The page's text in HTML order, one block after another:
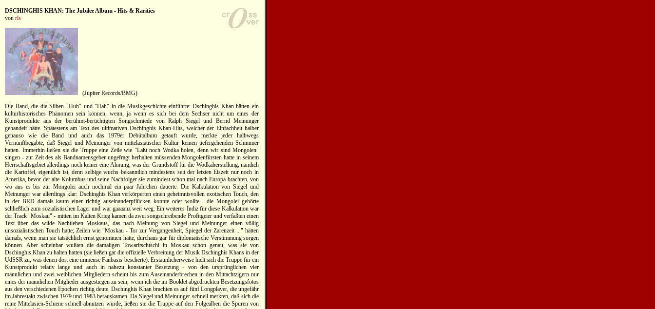
DSCHINGHIS KHAN: The Jubilee Album - Hits & Rarities
von rls
(Jupiter Records/BMG)
Die Band, die die Silben "Huh" und "Hah" in die Musikgeschichte einführte: Dschinghis Khan hätten ein
kulturhistorisches Phänomen sein können, wenn, ja wenn es sich bei dem Sechser nicht um eines der
Kunstprodukte aus der berühmt-berüchtigten Songschmiede von Ralph Siegel und Bernd Meinunger
gehandelt hätte. Spätestens am Text des ultimativen Dschinghis Khan-Hits, welcher der Einfachheit halber
genauso wie die Band und auch das 1979er Debütalbum getauft wurde, merkte jeder halbwegs
Vernunftbegabte, daß Siegel und Meinunger von mittelasiatischer Kultur keinen tiefergehenden Schimmer
hatten. Immerhin ließen sie die Truppe eine Zeile wie "Laßt noch Wodka holen, denn wir sind Mongolen"
singen - zur Zeit des als Bandnamensgeber ungefragt herhalten müssenden Mongolenfürsten hatte in seinem
Herrschaftsgebiet allerdings noch keiner eine Ahnung, was der Grundstoff für die Wodkaherstellung, nämlich
die Kartoffel, eigentlich ist, denn selbige wuchs bekanntlich mindestens seit der letzten Eiszeit nur noch in
Amerika, bevor der alte Kolumbus und seine Nachfolger sie zumindest schon mal nach Europa brachten, von
wo aus es bis zur Mongolei auch nochmal ein paar Jährchen dauerte. Die Kalkulation von Siegel und
Meinunger war allerdings klar: Dschinghis Khan verkörperten einen geheimnisvollen exotischen Touch, den
in der BRD damals kaum einer richtig auseinanderpflücken konnte oder wollte - die Mongolei gehörte
schließlich zum sozialistischen Lager und war gaaaanz weit weg. Ein weiteres Indiz für diese Kalkulation war
der Track "Moskau" - mitten im Kalten Krieg kamen da zwei songschreibende Profitgeier und verfaßten einen
Text über das wilde Nachtleben Moskaus, das nach Meinung von Siegel und Meinunger einen völlig
unsozialistischen Touch hatte; Zeilen wie "Moskau - Tor zur Vergangenheit, Spiegel der Zarenzeit ..." hätten
damals, wenn man sie tatsächlich ernst genommen hätte, durchaus gar für diplomatische Verstimmung sorgen
können. Aber scheinbar wußten die damaligen Towaritschtschi in Moskau schon genau, was sie von
Dschinghis Khan zu halten hatten (sie ließen gar die offizielle Verbreitung der Musik Dschinghis Khans in der
UdSSR zu, was denen dort eine immense Fanbasis bescherte). Erstaunlicherweise hielt sich die Truppe für ein
Kunstprodukt relativ lange und auch in nahezu konstanter Besetzung - von den ursprünglichen vier
männlichen und zwei weiblichen Mitgliedern scheint bis zum Auseinanderbrechen in den Mittachtzigern nur
eines der männlichen Mitglieder ausgestiegen zu sein, wenn ich die im Booklet abgedruckten Besetzungsfotos
aus den verschiedenen Epochen richtig deute. Dschinghis Khan brachten es auf fünf Longplayer, die ungefähr
im Jahrestakt zwischen 1979 und 1983 herauskamen. Da Siegel und Meinunger schnell merkten, daß sich die
reine Mittelasien-Schiene schnell abnutzen würde, ließen sie die Truppe auf den Folgealben die Spuren von